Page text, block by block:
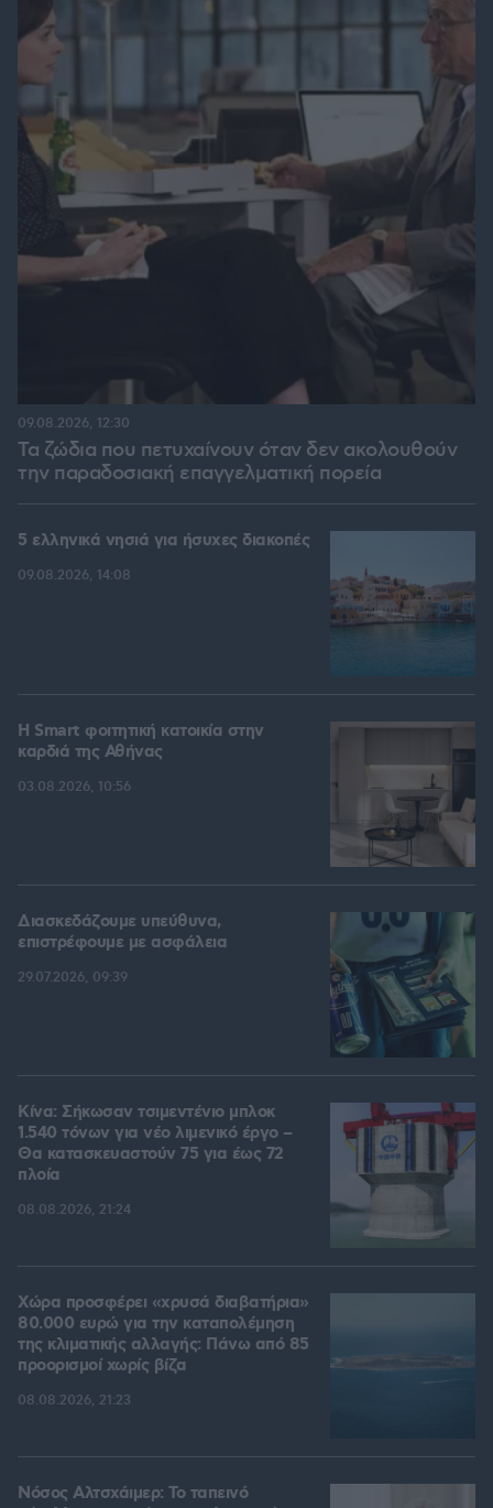
Τα ζώδια που πετυχαίνουν όταν δεν ακολουθούν
την παραδοσιακή επαγγελματική πορεία
09.08.2026, 12:30
5 ελληνικά νησιά για ήσυχες διακοπές
09.08.2026, 14:08
Η Smart φοιτητική κατοικία στην
καρδιά της Αθήνας
03.08.2026, 10:56
Διασκεδάζουμε υπεύθυνα,
επιστρέφουμε με ασφάλεια
29.07.2026, 09:39
Κίνα: Σήκωσαν τσιμεντένιο μπλοκ
1.540 τόνων για νέο λιμενικό έργο –
Θα κατασκευαστούν 75 για έως 72
πλοία
08.08.2026, 21:24
Χώρα προσφέρει «χρυσά διαβατήρια»
80.000 ευρώ για την καταπολέμηση
της κλιματικής αλλαγής: Πάνω από 85
προορισμοί χωρίς βίζα
08.08.2026, 21:23
Νόσος Αλτσχάιμερ: Το ταπεινό